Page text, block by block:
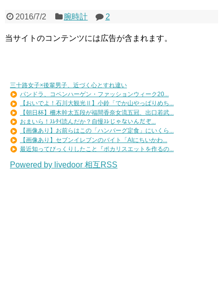
2016/7/2 腕時計 2
当サイトのコンテンツには広告が含まれます。
三十路女子×後輩男子、近づく心とすれ違い
パンドラ、コペンハーゲン・ファッションウィーク20...
【おいでよ！石川大観光Ⅱ】小鈴「でか山やっぱりめち...
【朝日杯】柵木幹太五段が福間香奈女流五冠、出口若武...
おまいら！ｽﾚﾀｲ読んだか？自慢ｽﾚじゃないんだぞ...
【画像あり】お前らはこの「ハンバーグ定食」にいくら...
【画像あり】セブンイレブンのバイト「AIにちいかわ...
最近知ってびっくりしたこと『ポカリスエットを作るの...
Powered by livedoor 相互RSS